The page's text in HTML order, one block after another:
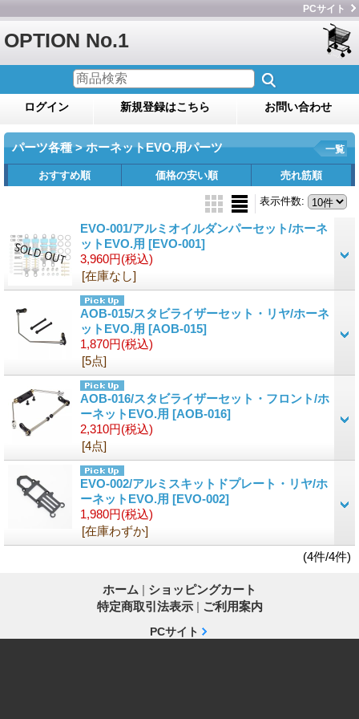
PCサイト
OPTION No.1
ログイン 新規登録はこちら お問い合わせ
パーツ各種 > ホーネットEVO.用パーツ 一覧
おすすめ順 価格の安い順 売れ筋順
表示件数:
EVO-001/アルミオイルダンパーセット/ホーネ
ットEVO.用 [EVO-001]
3,960円(税込)
[在庫なし]
AOB-015/スタビライザーセット・リヤ/ホーネ
ットEVO.用 [AOB-015]
1,870円(税込)
[5点]
AOB-016/スタビライザーセット・フロント/ホ
ーネットEVO.用 [AOB-016]
2,310円(税込)
[4点]
EVO-002/アルミスキットドプレート・リヤ/ホ
ーネットEVO.用 [EVO-002]
1,980円(税込)
[在庫わずか]
(4件/4件)
ホーム | ショッピングカート
特定商取引法表示 | ご利用案内
PCサイト